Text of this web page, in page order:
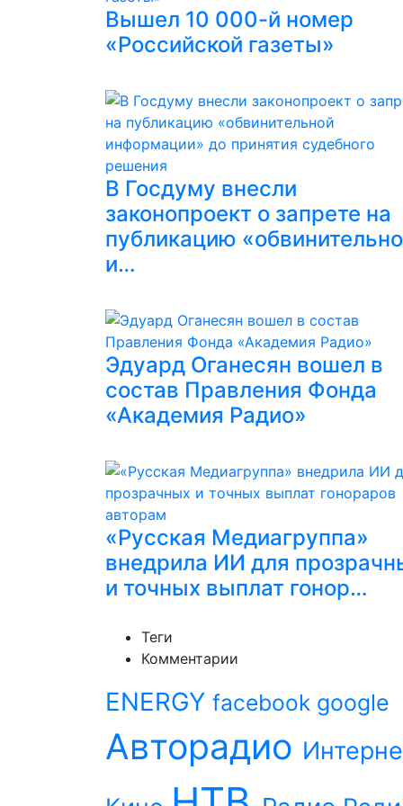
Вышел 10 000-й номер
«Российской газеты»
В Госдуму внесли
законопроект о запрете на
публикацию
и…
Эдуард Оганесян вошел в
состав Правления Фонда
«Академия Радио»
«Русская Медиагруппа»
внедрила ИИ для
и точных выплат гонор…
Теги
Комментарии
ENERGY facebook google
Авторадио